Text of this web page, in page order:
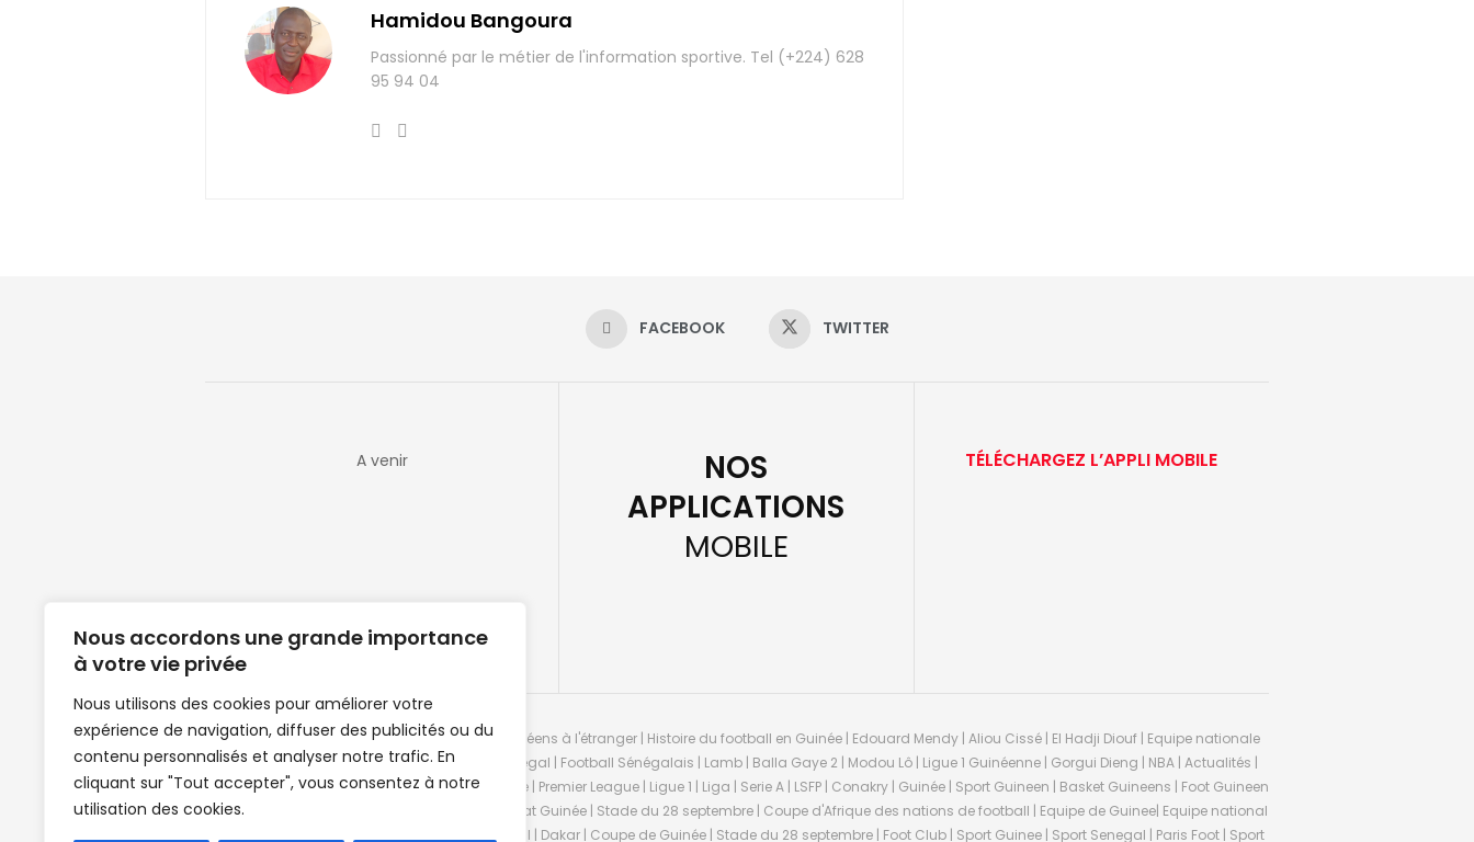
Nous accordons une grande importance
à votre vie privée
Nous utilisons des cookies pour améliorer votre
expérience de navigation, diffuser des publicités ou du
contenu personnalisés et analyser notre trafic. En
cliquant sur "Tout accepter", vous consentez à notre
utilisation des cookies.
Hamidou Bangoura
Passionné par le métier de l'information sportive. Tel (+224) 628
95 94 04
FACEBOOK TWITTER
A venir
NOS
APPLICATIONS
MOBILE
TÉLÉCHARGEZ L’APPLI MOBILE
Clubs de football en Guinée | Footballeurs guinéens à l'étranger | Histoire du football en Guinée | Edouard Mendy | Aliou Cissé | El Hadji Diouf | Equipe nationale
de Guinée de football | Mercato | Lions du Sénégal | Football Sénégalais | Lamb | Balla Gaye 2 | Modou Lô | Ligue 1 Guinéenne | Gorgui Dieng | NBA | Actualités |
News | Match en direct | But | Actualité au Guinée | Premier League | Ligue 1 | Liga | Serie A | LSFP | Conakry | Guinée | Sport Guineen | Basket Guineens | Foot Guineen
| Handball Guinee | Match Guinee | Championnat Guinée | Stade du 28 septembre | Coupe d'Afrique des nations de football | Equipe de Guinee| Equipe national
de Guinée | Senegal Equipe | Guinée | Le Senegal | Dakar | Coupe de Guinée | Stade du 28 septembre | Foot Club | Sport Guinee | Sport Senegal | Paris Foot | Sport